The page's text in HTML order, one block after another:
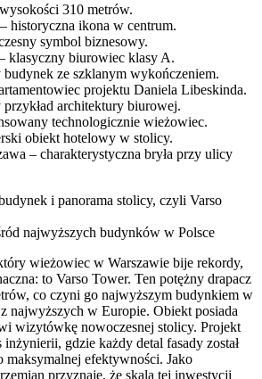
310 metrów.
historyczna ikona w centrum.
symbol biznesowy.
klasyczny biurowiec klasy A.
ze szklanym wykończeniem.
projektu Daniela Libeskinda.
architektury biurowej.
technologicznie wieżowiec.
obiekt hotelowy w stolicy.
– charakterystyczna bryła przy ulicy
i panorama stolicy, czyli Varso
najwyższych budynków w Polsce
wieżowiec w Warszawie bije rekordy,
to Varso Tower. Ten potężny drapacz
co czyni go najwyższym budynkiem w
najwyższych w Europie. Obiekt posiada
wizytówkę nowoczesnej stolicy. Projekt
gdzie każdy detal fasady został
maksymalnej efektywności. Jako
przyznaję, że skala tej inwestycji